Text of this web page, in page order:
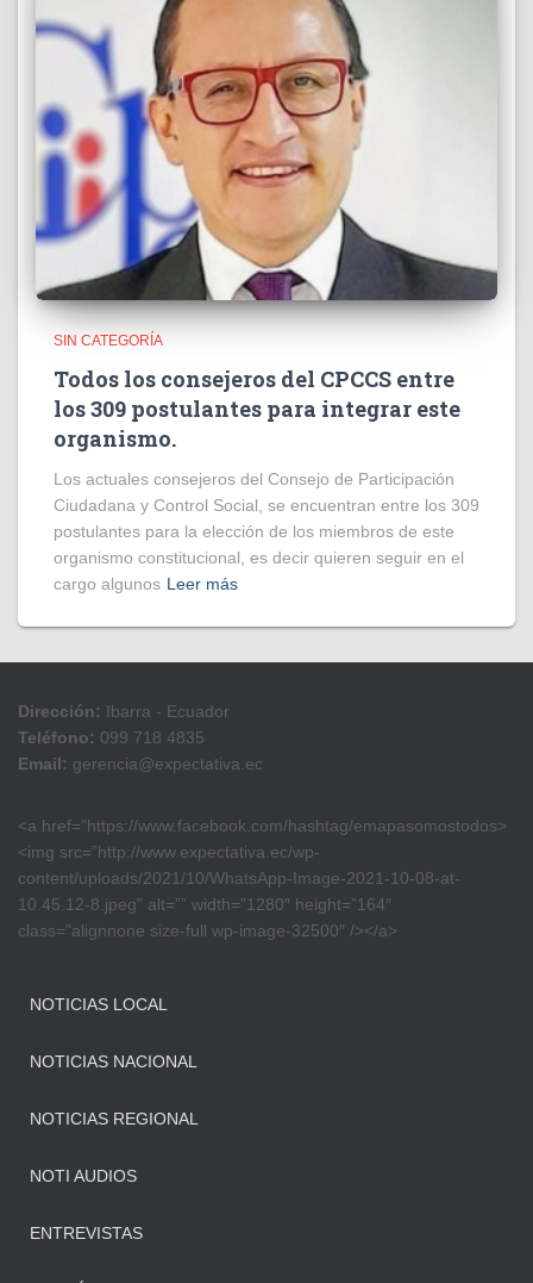
SIN CATEGORÍA
Todos los consejeros del CPCCS entre
los 309 postulantes para integrar este
organismo.
Los actuales consejeros del Consejo de Participación
Ciudadana y Control Social, se encuentran entre los 309
postulantes para la elección de los miembros de este
organismo constitucional, es decir quieren seguir en el
cargo algunos Leer más
Dirección: Ibarra - Ecuador
Teléfono: 099 718 4835
Email: gerencia@expectativa.ec
<a href=”https://www.facebook.com/hashtag/emapasomostodos>
<img src=”http://www.expectativa.ec/wp-
content/uploads/2021/10/WhatsApp-Image-2021-10-08-at-
10.45.12-8.jpeg” alt=”” width=”1280″ height=”164″
class=”alignnone size-full wp-image-32500″ /></a>
NOTICIAS LOCAL
NOTICIAS NACIONAL
NOTICIAS REGIONAL
NOTI AUDIOS
ENTREVISTAS